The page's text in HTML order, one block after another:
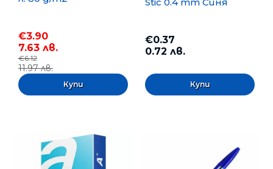
€3.90
7.63 лв.
€6.12
11.97 лв.
€0.37
0.72 лв.